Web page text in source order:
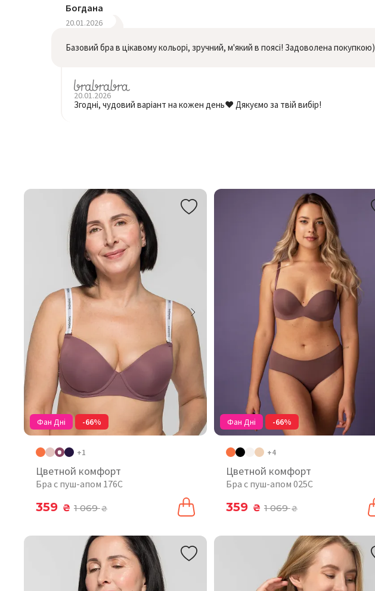
Богдана
20.01.2026
Базовий бра в цікавому кольорі, зручний, м'який в поясі! Задоволена покупкою)
20.01.2026
Згодні, чудовий варіант на кожен день❤️ Дякуємо за твій вибір!
Фан Дні -66%
+1
Цветной комфорт
Бра с пуш-апом 176C
359 ₴ 1 069₴
Фан Дні -66%
+4
Цветной комфорт
Бра с пуш-апом 025C
359 ₴ 1 069₴